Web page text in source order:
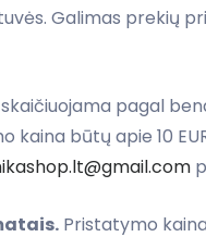
Galimas prekių
pagal
būtų apie 10
Pristatymo